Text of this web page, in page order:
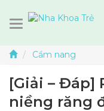
Cẩm nang
[Giải – Đáp]
niềng răng